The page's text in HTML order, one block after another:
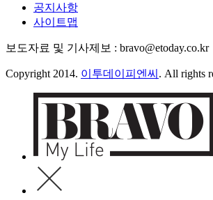
공지사항
사이트맵
보도자료 및 기사제보 : bravo@etoday.co.kr
Copyright 2014. 이투데이피엔씨 . All rights